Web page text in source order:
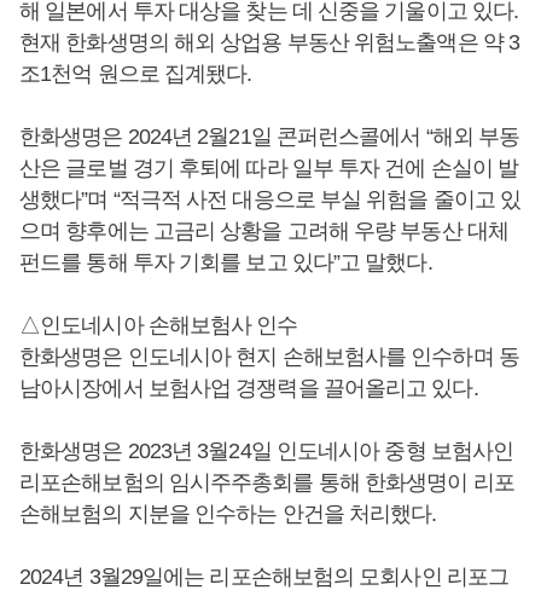
해 일본에서 투자 대상을 찾는 데 신중을 기울이고 있다.
현재 한화생명의 해외 상업용 부동산 위험노출액은 약 3
조1천억 원으로 집계됐다.
한화생명은 2024년 2월21일 콘퍼런스콜에서 “해외 부동
산은 글로벌 경기 후퇴에 따라 일부 투자 건에 손실이 발
생했다”며 “적극적 사전 대응으로 부실 위험을 줄이고 있
으며 향후에는 고금리 상황을 고려해 우량 부동산 대체
펀드를 통해 투자 기회를 보고 있다”고 말했다.
△인도네시아 손해보험사 인수
한화생명은 인도네시아 현지 손해보험사를 인수하며 동
남아시장에서 보험사업 경쟁력을 끌어올리고 있다.
한화생명은 2023년 3월24일 인도네시아 중형 보험사인
리포손해보험의 임시주주총회를 통해 한화생명이 리포
손해보험의 지분을 인수하는 안건을 처리했다.
2024년 3월29일에는 리포손해보험의 모회사인 리포그